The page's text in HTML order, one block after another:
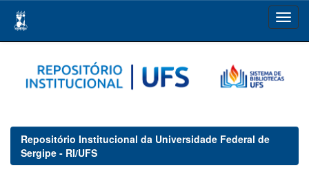
navigation
Repositório Institucional da Universidade Federal de
Sergipe - RI/UFS